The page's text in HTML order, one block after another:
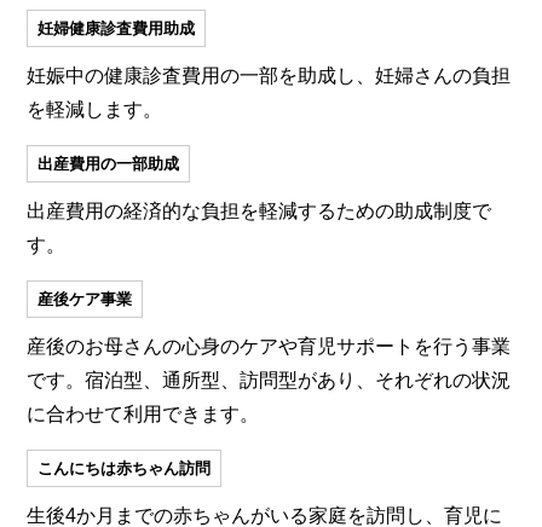
妊婦健康診査費用助成
妊娠中の健康診査費用の一部を助成し、妊婦さんの負担
を軽減します。
出産費用の一部助成
出産費用の経済的な負担を軽減するための助成制度で
す。
産後ケア事業
産後のお母さんの心身のケアや育児サポートを行う事業
です。宿泊型、通所型、訪問型があり、それぞれの状況
に合わせて利用できます。
こんにちは赤ちゃん訪問
生後4か月までの赤ちゃんがいる家庭を訪問し、育児に